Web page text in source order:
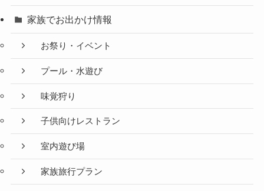
家族でお出かけ情報
お祭り・イベント
プール・水遊び
味覚狩り
子供向けレストラン
室内遊び場
家族旅行プラン